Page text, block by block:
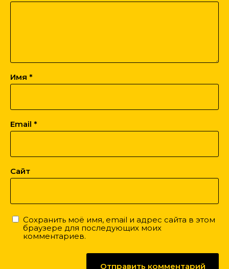
Имя *
Email *
Сайт
Сохранить моё имя, email и адрес сайта в этом
браузере для последующих моих
комментариев.